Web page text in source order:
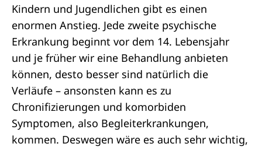
Kindern und Jugendlichen gibt es einen
enormen Anstieg. Jede zweite psychische
Erkrankung beginnt vor dem 14. Lebensjahr
und je früher wir eine Behandlung anbieten
können, desto besser sind natürlich die
Verläufe – ansonsten kann es zu
Chronifizierungen und komorbiden
Symptomen, also Begleiterkrankungen,
kommen. Deswegen wäre es auch sehr wichtig,